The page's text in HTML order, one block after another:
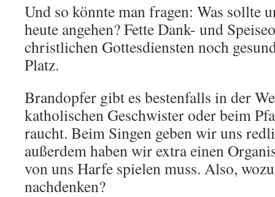
Und so könnte man fragen: Was sollte
heute angehen? Fette Dank- und
christlichen Gottesdiensten noch
Platz.
Brandopfer gibt es bestenfalls in der
katholischen Geschwister oder beim
raucht. Beim Singen geben wir uns
außerdem haben wir extra einen
von uns Harfe spielen muss. Also,
nachdenken?